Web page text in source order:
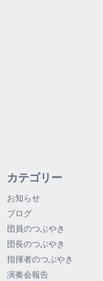
カテゴリー
お知らせ
ブログ
団員のつぶやき
団長のつぶやき
指揮者のつぶやき
演奏会報告